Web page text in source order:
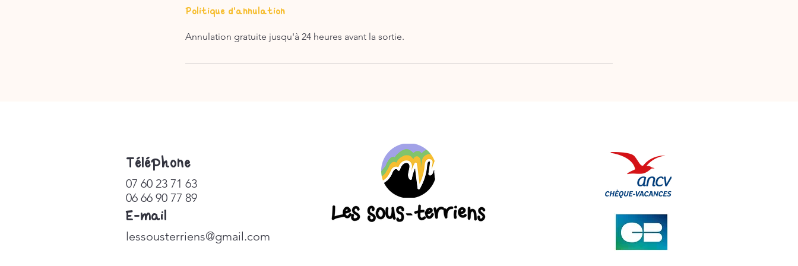
Politique d'annulation
​Téléphone
07 60 23 71 63
06 66 90 77 89
E-mail
lessousterriens@gmail.com